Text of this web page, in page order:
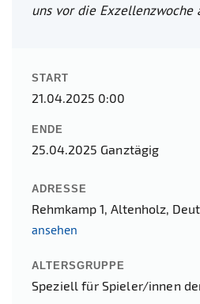
uns vor die Exzellenzwoche
START
21.04.2025 0:00
ENDE
25.04.2025 Ganztägig
ADRESSE
Rehmkamp 1, Altenholz,
ansehen
ALTERSGRUPPE
Speziell für Spieler/innen